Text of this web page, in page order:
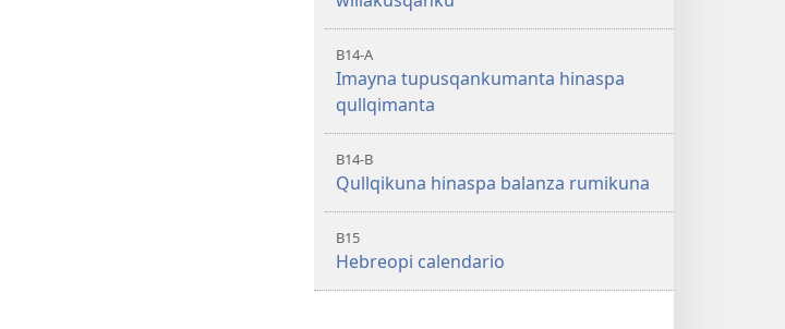
B14-A
Imayna tupusqankumanta hinaspa
qullqimanta
B14-B
Qullqikuna hinaspa balanza rumikuna
B15
Hebreopi calendario